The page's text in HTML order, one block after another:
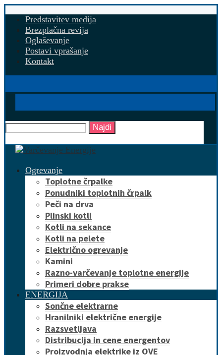
Predstavitev medija
Brezplačna revija
Oglaševanje
Postavi vprašanje
Kontakt
Najdi
Ogrevanje
Toplotne črpalke
Ponudniki toplotnih črpalk
Peči na drva
Plinski kotli
Kotli na sekance
Kotli na pelete
Električno ogrevanje
Kamini
Razno-varčevanje toplotne energije
Primeri dobre prakse
ENERGIJA
Sončne elektrarne
Hranilniki električne energije
Razsvetljava
Distribucija in cene energentov
Proizvodnja elektrike iz OVE